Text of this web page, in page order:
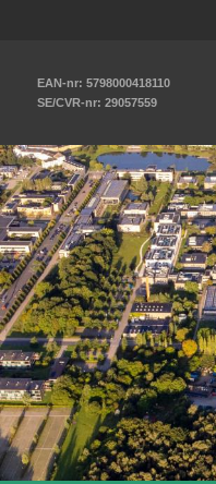
EAN-nr: 5798000418110
SE/CVR-nr: 29057559